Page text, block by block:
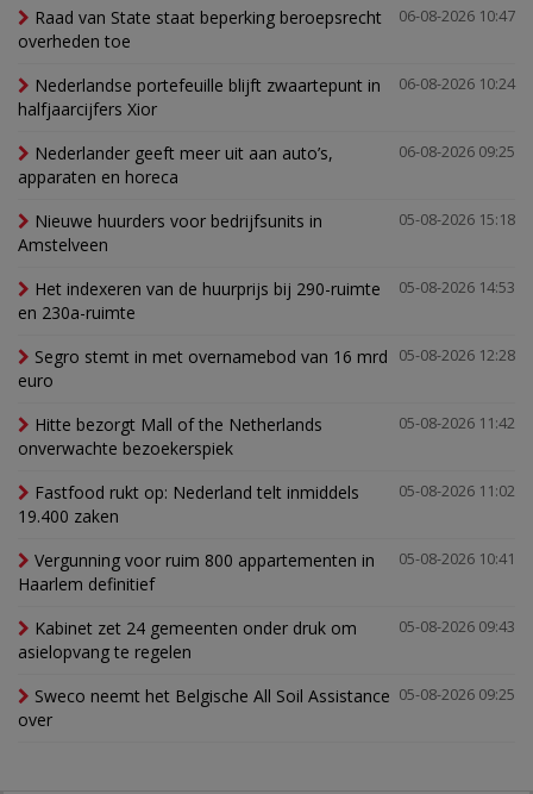
06-08-2026 10:47
Raad van State staat beperking beroepsrecht
overheden toe
06-08-2026 10:24
Nederlandse portefeuille blijft zwaartepunt in
halfjaarcijfers Xior
06-08-2026 09:25
Nederlander geeft meer uit aan auto’s,
apparaten en horeca
05-08-2026 15:18
Nieuwe huurders voor bedrijfsunits in
Amstelveen
05-08-2026 14:53
Het indexeren van de huurprijs bij 290-ruimte
en 230a-ruimte
05-08-2026 12:28
Segro stemt in met overnamebod van 16 mrd
euro
05-08-2026 11:42
Hitte bezorgt Mall of the Netherlands
onverwachte bezoekerspiek
05-08-2026 11:02
Fastfood rukt op: Nederland telt inmiddels
19.400 zaken
05-08-2026 10:41
Vergunning voor ruim 800 appartementen in
Haarlem definitief
05-08-2026 09:43
Kabinet zet 24 gemeenten onder druk om
asielopvang te regelen
05-08-2026 09:25
Sweco neemt het Belgische All Soil Assistance
over